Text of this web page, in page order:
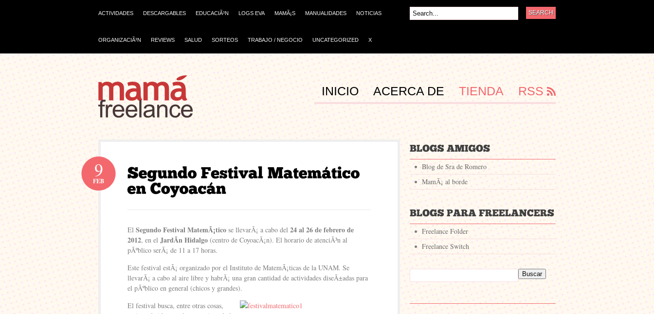
ACTIVIDADES DESCARGABLES EDUCACIÃ³N LOGS EVA MAMÃ¡S MANUALIDADES NOTICIAS
ORGANIZACIÃ³N REVIEWS SALUD SORTEOS TRABAJO / NEGOCIO UNCATEGORIZED X
INICIO ACERCA DE TIENDA RSS
9
FEB
El Segundo Festival MatemÃ¡tico se llevarÃ¡ a cabo del 24 al 26 de febrero de
2012, en el JardÃ­n Hidalgo (centro de CoyoacÃ¡n). El horario de atenciÃ³n al
pÃºblico serÃ¡ de 11 a 17 horas.
Este festival estÃ¡ organizado por el Instituto de MatemÃ¡ticas de la UNAM. Se
llevarÃ¡ a cabo al aire libre y habrÃ¡ una gran cantidad de actividades diseÃ±adas para
el pÃºblico en general (chicos y grandes).
El festival busca, entre otras cosas,
Blog de Sra de Romero
MamÃ¡ al borde
Freelance Folder
Freelance Switch